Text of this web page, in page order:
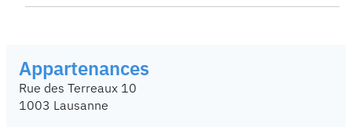
Appartenances
Rue des Terreaux 10
1003 Lausanne